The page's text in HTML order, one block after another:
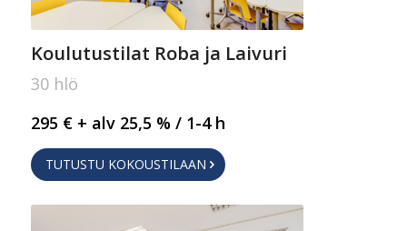
Koulutustilat Roba ja Laivuri
30 hlö
295 € + alv 25,5 % / 1-4 h
TUTUSTU KOKOUSTILAAN